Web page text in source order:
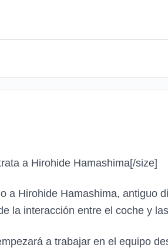
a Hirohide Hamashima[/size]
a Hirohide Hamashima, antiguo
la interacción entre el coche y
a trabajar en el equipo